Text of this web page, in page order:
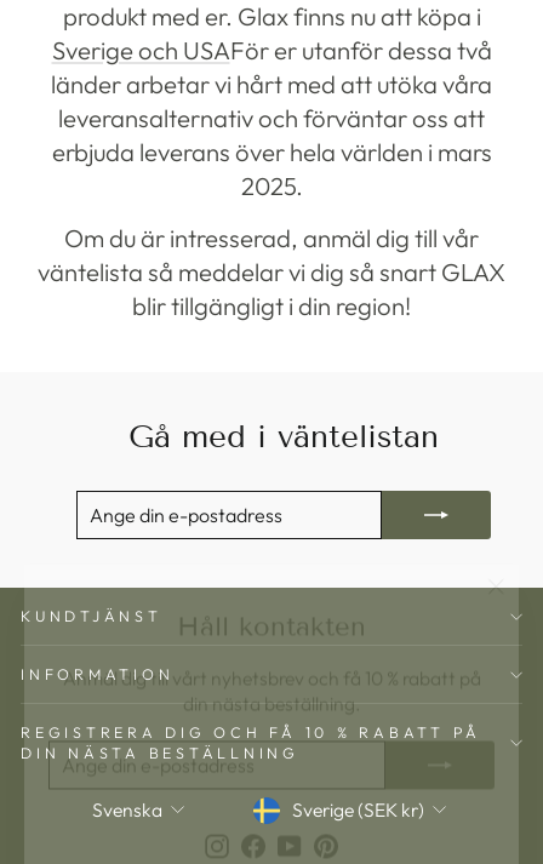
din nästa beställning.
ANGE
DIN
E-
POSTADRESS
PRENUMERERA
Instagram
Facebook
YouTubePinterest
(esc)"
produkt med er. Glax finns nu att köpa i
Sverige och USAFör er utanför dessa två
länder arbetar vi hårt med att utöka våra
leveransalternativ och förväntar oss att
erbjuda leverans över hela världen i mars
2025.
Om du är intresserad, anmäl dig till vår
väntelista så meddelar vi dig så snart GLAX
blir tillgängligt i din region!
Gå med i väntelistan
E-
KUNDTJÄNST
INFORMATION
REGISTRERA DIG OCH FÅ 10 % RABATT PÅ
DIN NÄSTA BESTÄLLNING
Språk
Svenska Valuta
Sverige (SEK kr)